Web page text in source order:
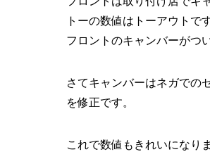
トーの数値はトーアウトで
フロントのキャンバーがつ
さてキャンバーはネガでの
を修正です。
これで数値もきれいになり